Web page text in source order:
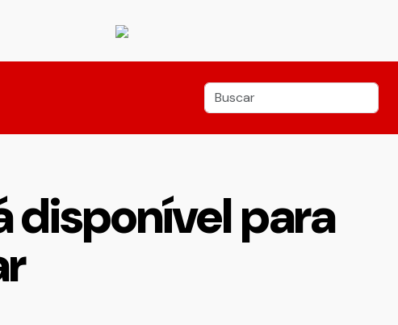
disponível para